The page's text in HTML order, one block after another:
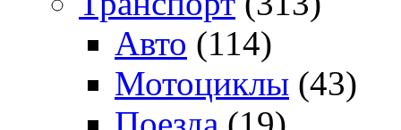
Авто (114)
Мотоциклы (43)